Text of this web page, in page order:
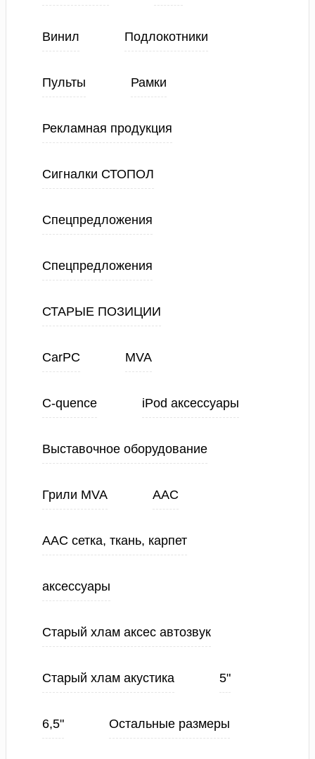
Винил Подлокотники
Пульты Рамки
Рекламная продукция
Сигналки СТОПОЛ
Спецпредложения
Спецпредложения
СТАРЫЕ ПОЗИЦИИ
CarPC MVA
C-quence iPod аксессуары
Выставочное оборудование
Грили MVA ААС
ААС сетка, ткань, карпет
аксессуары
Старый хлам аксес автозвук
Старый хлам акустика 5"
6,5" Остальные размеры